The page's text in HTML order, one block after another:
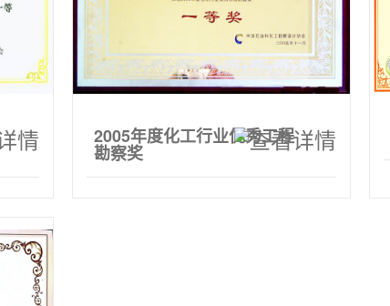
2005年度化工行业优秀工程
勘察奖